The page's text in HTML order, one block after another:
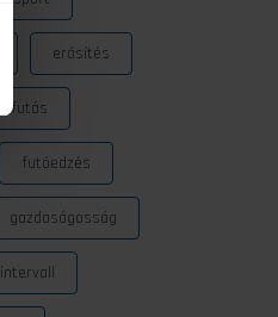
erősítés
futás
futóedzés
gazdaságosság
intervall